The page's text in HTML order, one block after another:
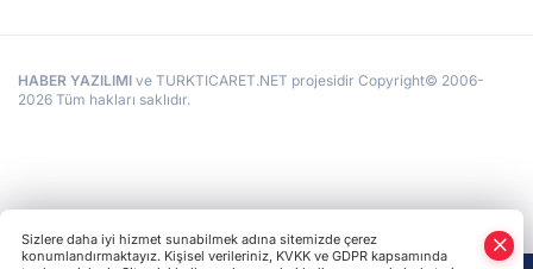
HABER YAZILIMI ve TURKTICARET.NET projesidir Copyright© 2006-
2026 Tüm hakları saklıdır.
Sizlere daha iyi hizmet sunabilmek adına sitemizde çerez
konumlandırmaktayız. Kişisel verileriniz, KVKK ve GDPR kapsamında